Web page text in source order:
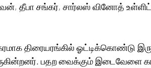
தீபா சங்கர், சார்லஸ் வினோத்
திரையரங்கில் ஓட்டிக்கொண்டு
பதற வைக்கும் இடைவேளை